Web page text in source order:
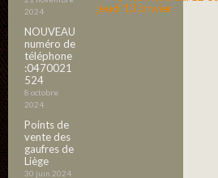
2024
NOUVEAU
numéro de
téléphone
:0470021
524
8 octobre
2024
Points de
vente des
gaufres de
Liège
30 juin 2024
jeudi 13 janvier